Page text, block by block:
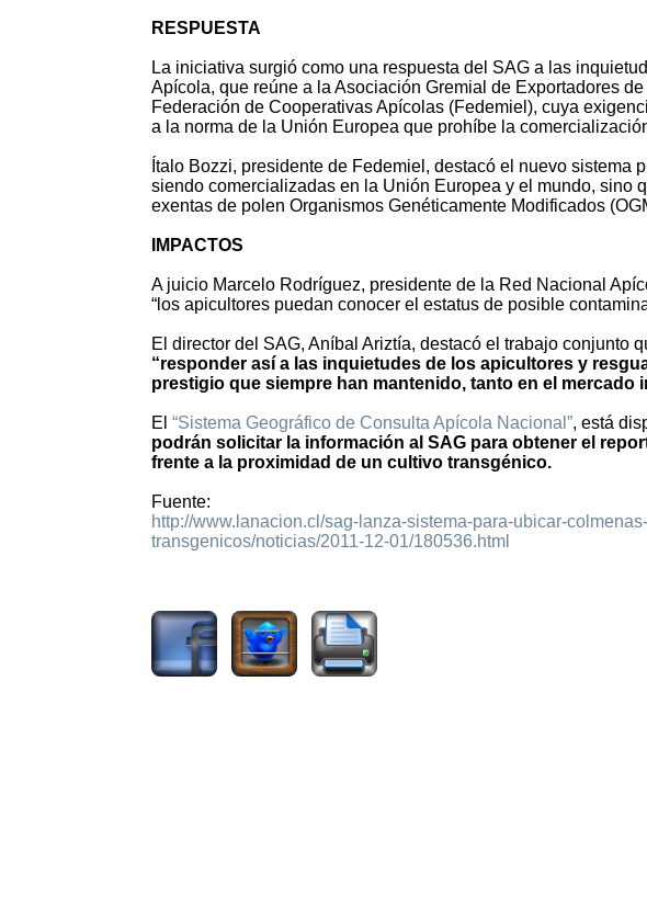
RESPUESTA
La iniciativa surgió como una respuesta del SAG a las
Apícola, que reúne a la Asociación Gremial de Exportadores
Federación de Cooperativas Apícolas (Fedemiel), cuya
a la norma de la Unión Europea que prohíbe la
Ítalo Bozzi, presidente de Fedemiel, destacó el nuevo sistema
siendo comercializadas en la Unión Europea y el mundo, sino
exentas de polen Organismos Genéticamente Modificados
IMPACTOS
A juicio Marcelo Rodríguez, presidente de la Red Nacional
“los apicultores puedan conocer el estatus de posible
El director del SAG, Aníbal Ariztía, destacó el trabajo conjunto
“responder así a las inquietudes de los apicultores y
prestigio que siempre han mantenido, tanto en el mercado
El “Sistema Geográfico de Consulta Apícola Nacional”, está
podrán solicitar la información al SAG para obtener el
frente a la proximidad de un cultivo transgénico.
Fuente:
http://www.lanacion.cl/sag-lanza-sistema-para-ubicar-
transgenicos/noticias/2011-12-01/180536.html